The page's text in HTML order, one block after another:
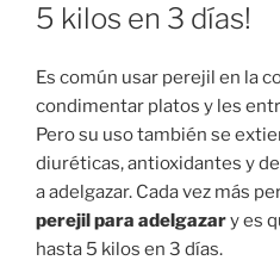
5 kilos en 3 días!
Es común usar perejil en la
condimentar platos y les
Pero su uso también se
diuréticas, antioxidantes y
a adelgazar. Cada vez más
perejil para adelgazary es
hasta 5 kilos en 3 días.